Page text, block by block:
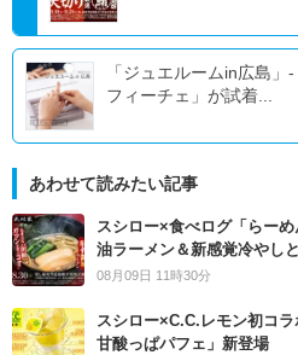
「ジュエルームin広島
フィーチェ」が試着...
あわせて読みたい記事
スシロー×食べログ「らー
油ラーメン＆新感覚冷やし
08月09日 11時30分
スシロー×C.C.レモン初コ
甘酸っぱパフェ」新登場